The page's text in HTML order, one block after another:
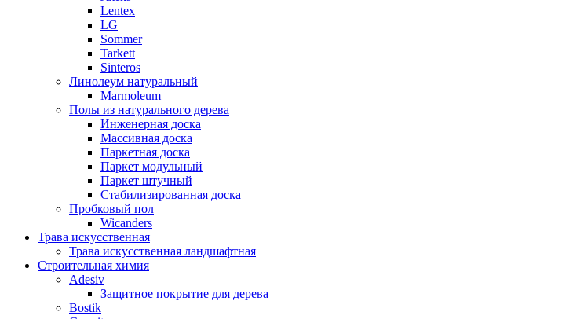
Lentex
LG
Sommer
Tarkett
Sinteros
Линолеум натуральный
Marmoleum
Полы из натурального дерева
Инженерная доска
Массивная доска
Паркетная доска
Паркет модульный
Паркет штучный
Стабилизированная доска
Пробковый пол
Wicanders
Трава искусственная
Трава искусственная ландшафтная
Строительная химия
Adesiv
Защитное покрытие для дерева
Bostik